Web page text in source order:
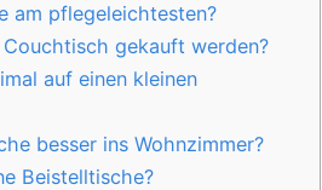
am pflegeleichtesten?
gekauft werden?
auf einen kleinen
besser ins Wohnzimmer?
Beistelltische?